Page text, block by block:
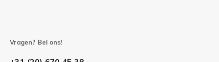
Vragen? Bel ons!